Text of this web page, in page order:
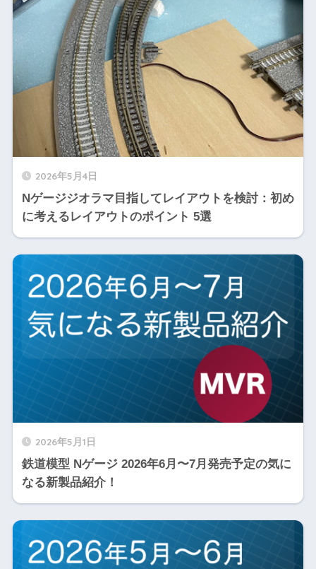
2026年5月4日
Nゲージジオラマ目指してレイアウトを検討：初め
に考えるレイアウトのポイント 5選
2026年5月1日
鉄道模型 Nゲージ 2026年6月〜7月発売予定の気に
なる新製品紹介！